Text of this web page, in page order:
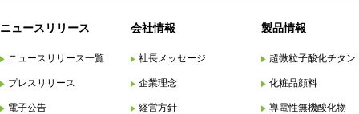
ニュースリリース
ニュースリリース一覧
プレスリリース
電子公告
会社情報
社長メッセージ
企業理念
経営方針
製品情報
超微粒子酸化チタン
化粧品顔料
導電性無機酸化物